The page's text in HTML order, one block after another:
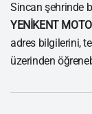
Sincan şehrinde
YENİKENT
adres bilgilerini,
üzerinden